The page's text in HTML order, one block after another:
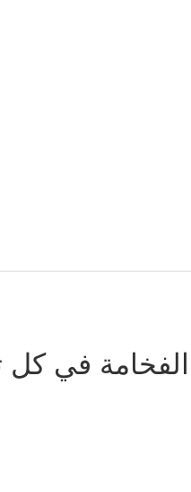
الفخامة في